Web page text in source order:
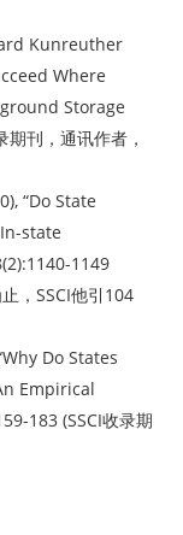
Kunreuther
Where
Storage
刊，通讯作者，
“Do State
state
1149
，SSCI他引104
Do States
Empirical
183 (SSCI收录期